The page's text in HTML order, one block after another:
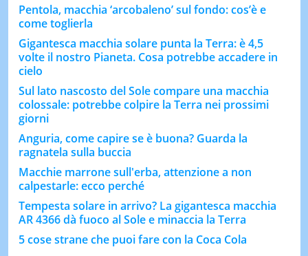
Pentola, macchia ‘arcobaleno’ sul fondo: cos’è e
come toglierla
Gigantesca macchia solare punta la Terra: è 4,5
volte il nostro Pianeta. Cosa potrebbe accadere in
cielo
Sul lato nascosto del Sole compare una macchia
colossale: potrebbe colpire la Terra nei prossimi
giorni
Anguria, come capire se è buona? Guarda la
ragnatela sulla buccia
Macchie marrone sull'erba, attenzione a non
calpestarle: ecco perché
Tempesta solare in arrivo? La gigantesca macchia
AR 4366 dà fuoco al Sole e minaccia la Terra
5 cose strane che puoi fare con la Coca Cola